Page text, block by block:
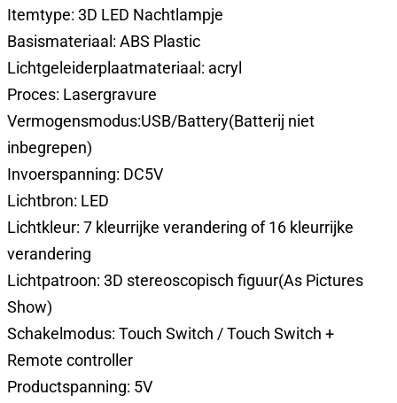
Itemtype: 3D LED Nachtlampje
Basismateriaal: ABS Plastic
Lichtgeleiderplaatmateriaal: acryl
Proces: Lasergravure
Vermogensmodus:USB/Battery(Batterij niet
inbegrepen)
Invoerspanning: DC5V
Lichtbron: LED
Lichtkleur: 7 kleurrijke verandering of 16 kleurrijke
verandering
Lichtpatroon: 3D stereoscopisch figuur(As Pictures
Show)
Schakelmodus: Touch Switch / Touch Switch +
Remote controller
Productspanning: 5V